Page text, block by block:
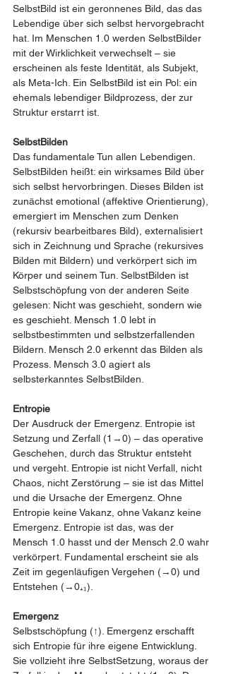
SelbstBild ist ein geronnenes Bild, das das
Lebendige über sich selbst hervorgebracht
hat. Im Menschen 1.0 werden SelbstBilder
mit der Wirklichkeit verwechselt – sie
erscheinen als feste Identität, als Subjekt,
als Meta-Ich. Ein SelbstBild ist ein Pol: ein
ehemals lebendiger Bildprozess, der zur
Struktur erstarrt ist.
SelbstBilden
Das fundamentale Tun allen Lebendigen.
SelbstBilden heißt: ein wirksames Bild über
sich selbst hervorbringen. Dieses Bilden ist
zunächst emotional (affektive Orientierung),
emergiert im Menschen zum Denken
(rekursiv bearbeitbares Bild), externalisiert
sich in Zeichnung und Sprache (rekursives
Bilden mit Bildern) und verkörpert sich im
Körper und seinem Tun. SelbstBilden ist
Selbstschöpfung von der anderen Seite
gelesen: Nicht was geschieht, sondern wie
es geschieht. Mensch 1.0 lebt in
selbstbestimmten und selbstzerfallenden
Bildern. Mensch 2.0 erkennt das Bilden als
Prozess. Mensch 3.0 agiert als
selbsterkanntes SelbstBilden.
Entropie
Der Ausdruck der Emergenz. Entropie ist
Setzung und Zerfall (1→0) – das operative
Geschehen, durch das Struktur entsteht
und vergeht. Entropie ist nicht Verfall, nicht
Chaos, nicht Zerstörung – sie ist das Mittel
und die Ursache der Emergenz. Ohne
Entropie keine Vakanz, ohne Vakanz keine
Emergenz. Entropie ist das, was der
Mensch 1.0 hasst und der Mensch 2.0 wahr
verkörpert. Fundamental erscheint sie als
Zeit im gegenläufigen Vergehen (→0) und
Entstehen (→0₊₁).
Emergenz
Selbstschöpfung (↑). Emergenz erschafft
sich Entropie für ihre eigene Entwicklung.
Sie vollzieht ihre SelbstSetzung, woraus der